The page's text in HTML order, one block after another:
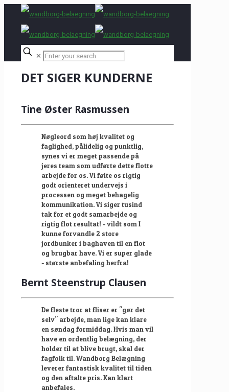
✕
DET SIGER KUNDERNE
Tine Øster Rasmussen
Nøgleord som høj kvalitet og
faglighed, pålidelig og punktlig,
synes vi er meget passende på
jeres team som udførte dette flotte
arbejde for os. Vi følte os rigtig
godt orienteret undervejs i
processen og meget behagelig
kommunikation. Vi siger tusind
tak for et godt samarbejde og
rigtig flot resultat! - vildt som I
kunne forvandle 2 store
jordbunker i baghaven til en flot
og brugbar have. Vi er super glade
- største anbefaling herfra!
Bernt Steenstrup Clausen
De fleste tror at fliser er "gør det
selv" arbejde, man lige kan klare
en søndag formiddag. Hvis man vil
have en ordentlig belægning, der
holder til at blive brugt, skal der
fagfolk til. Wandborg Belægning
leverer fantastisk kvalitet til tiden
og den aftalte pris. Kan klart
anbefales.